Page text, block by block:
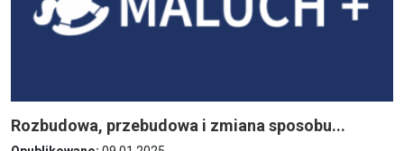
Rozbudowa, przebudowa i zmiana sposobu...